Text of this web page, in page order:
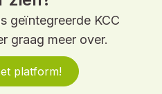
geïntegreerde KCC
graag meer over.
platform!